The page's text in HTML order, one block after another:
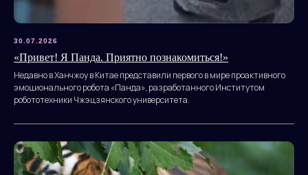
30.07.2026
«Привет! Я Панда. Приятно познакомиться!»
Недавно в Ханчжоу в Китае представили первого в мире проактивного
эмоционального робота «Панда», разработанного Институтом
робототехники Чжэцзянского университета.